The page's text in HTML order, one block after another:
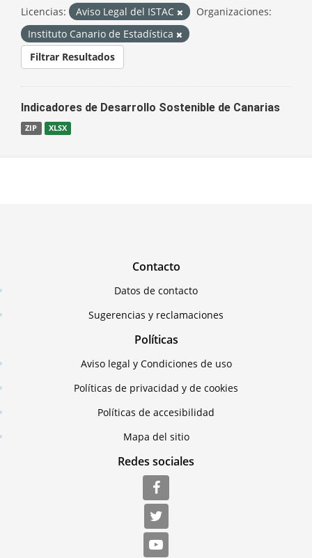
Licencias:
Aviso Legal del ISTAC
Organizaciones:
Instituto Canario de Estadística
Filtrar Resultados
Indicadores de Desarrollo Sostenible de Canarias
ZIP XLSX
Contacto
Datos de contacto
Sugerencias y reclamaciones
Políticas
Aviso legal y Condiciones de uso
Políticas de privacidad y de cookies
Políticas de accesibilidad
Mapa del sitio
Redes sociales